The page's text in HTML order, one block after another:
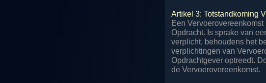
Artikel 3: Totstandkoming
Een
Opdracht. Is sprake van
verplicht, behoudens het
verplichtingen van
Opdrachtgever optreedt.
de Vervoerovereenkomst.